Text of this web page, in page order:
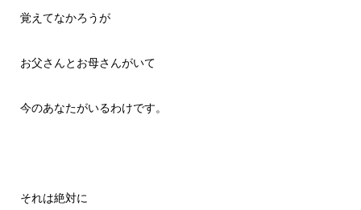
覚えてなかろうが
お父さんとお母さんがいて
今のあなたがいるわけです。
それは絶対に